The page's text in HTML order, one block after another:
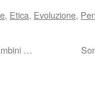
, Etica, Evoluzione,
…